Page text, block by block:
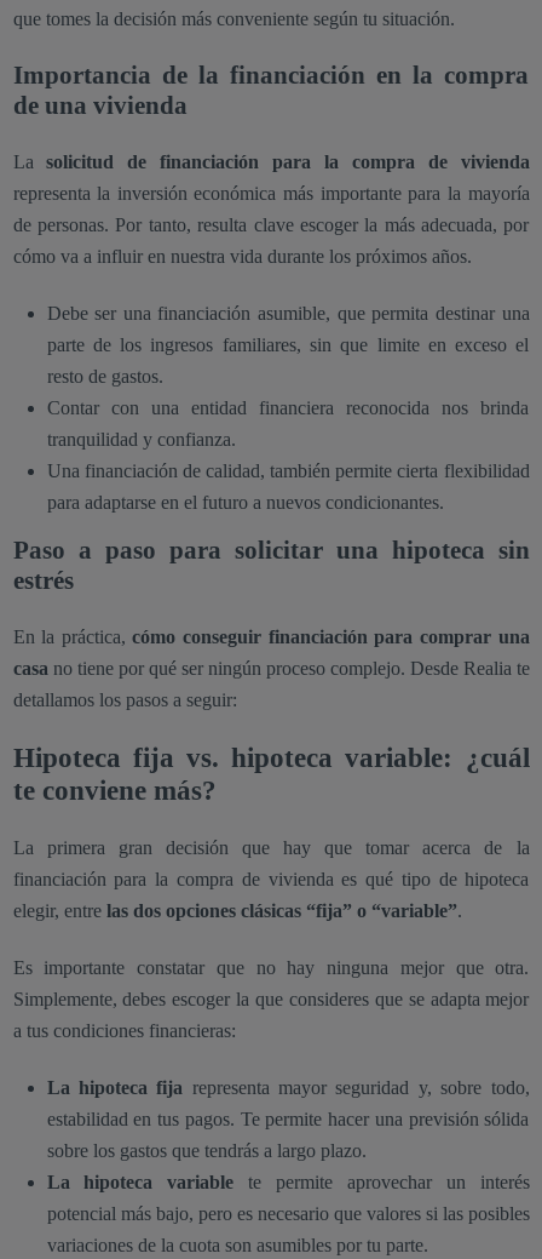
que tomes la decisión más conveniente según tu situación.
Importancia de la financiación en la compra
de una vivienda
Lasolicitud de financiación para la compra de vivienda
representa la inversión económica más importante para la mayoría
de personas. Por tanto, resulta clave escoger la más adecuada, por
cómo va a influir en nuestra vida durante los próximos años.
Debe ser una financiación asumible, que permita destinar una
parte de los ingresos familiares, sin que limite en exceso el
resto de gastos.
Contar con una entidad financiera reconocida nos brinda
tranquilidad y confianza.
Una financiación de calidad, también permite cierta flexibilidad
para adaptarse en el futuro a nuevos condicionantes.
Paso a paso para solicitar una hipoteca sin
estrés
En la práctica,cómo conseguir financiación para comprar una
casa no tiene por qué ser ningún proceso complejo. Desde Realia te
detallamos los pasos a seguir:
Hipoteca fija vs. hipoteca variable: ¿cuál
te conviene más?
La primera gran decisión que hay que tomar acerca de la
financiación para la compra de vivienda es qué tipo de hipoteca
elegir, entre las dos opciones clásicas “fija” o “variable”.
Es importante constatar que no hay ninguna mejor que otra.
Simplemente, debes escoger la que consideres que se adapta mejor
a tus condiciones financieras:
La hipoteca fija representa mayor seguridad y, sobre todo,
estabilidad en tus pagos. Te permite hacer una previsión sólida
sobre los gastos que tendrás a largo plazo.
La hipoteca variablete permite aprovechar un interés
potencial más bajo, pero es necesario que valores si las posibles
variaciones de la cuota son asumibles por tu parte.